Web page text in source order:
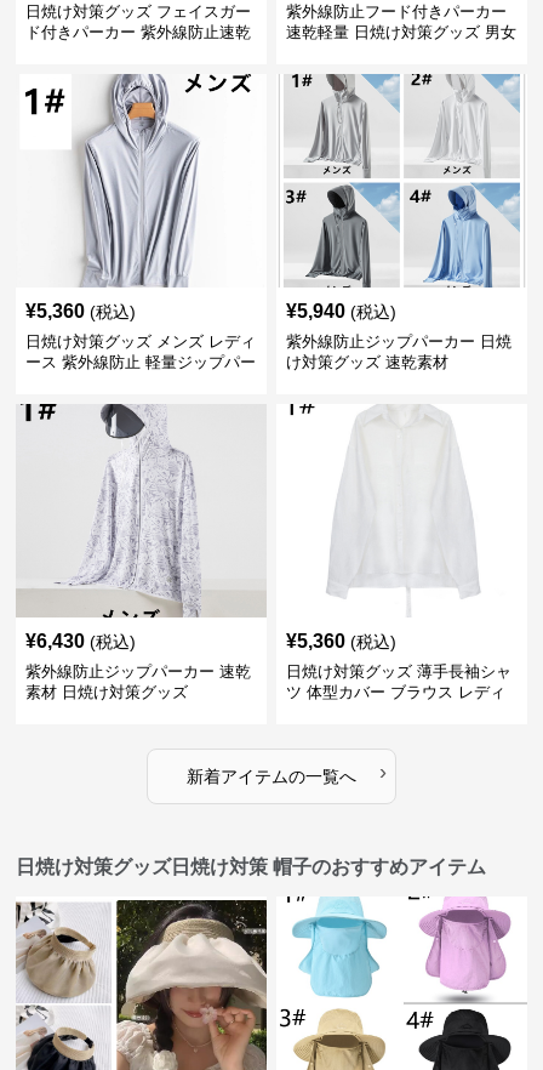
日焼け対策グッズ フェイスガー
ド付きパーカー 紫外線防止速乾
紫外線防止フード付きパーカー
速乾軽量 日焼け対策グッズ 男女
¥5,360 (税込)
日焼け対策グッズ メンズ レディ
ース 紫外線防止 軽量ジップパー
¥5,940 (税込)
紫外線防止ジップパーカー 日焼
け対策グッズ 速乾素材
¥6,430 (税込)
紫外線防止ジップパーカー 速乾
素材 日焼け対策グッズ
¥5,360 (税込)
日焼け対策グッズ 薄手長袖シャ
ツ 体型カバー ブラウス レディ
新着アイテムの一覧へ ›
日焼け対策グッズ日焼け対策 帽子のおすすめアイテム